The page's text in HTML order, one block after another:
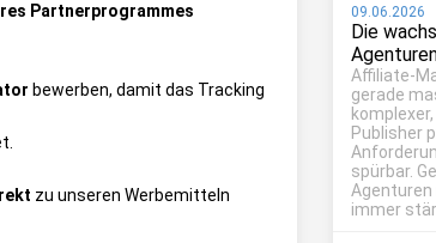
Partnerprogrammes
bewerben, damit das Tracking
zu unseren Werbemitteln
09.06.2026
Die
Affiliate-
gerade
Publisher
spürbar.
immer